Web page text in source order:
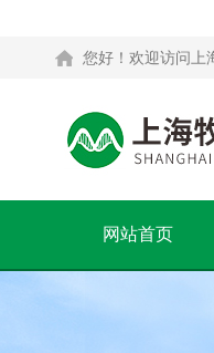
您好！欢迎访问上
网站首页